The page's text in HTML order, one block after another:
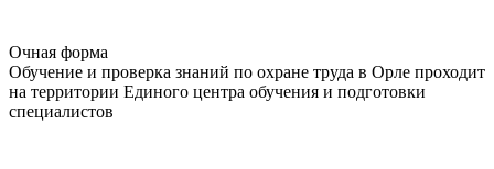
Очная форма
Обучение и проверка знаний по охране труда в Орле проходит
на территории Единого центра обучения и подготовки
специалистов